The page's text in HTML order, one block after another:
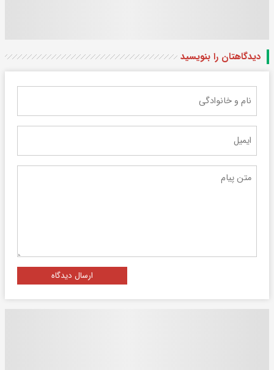
دیدگاهتان را بنویسید
ارسال دیدگاه